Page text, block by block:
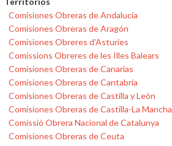
Comisiones Obreras de Andalucía
Comisiones Obreras de Aragón
Comisiones Obreres d'Asturies
Comissions Obreres de les Illes Balears
Comisiones Obreras de Canarias
Comisiones Obreras de Cantabria
Comisiones Obreras de Castilla y León
Comisiones Obreras de Castilla-La Mancha
Comissió Obrera Nacional de Catalunya
Comisiones Obreras de Ceuta